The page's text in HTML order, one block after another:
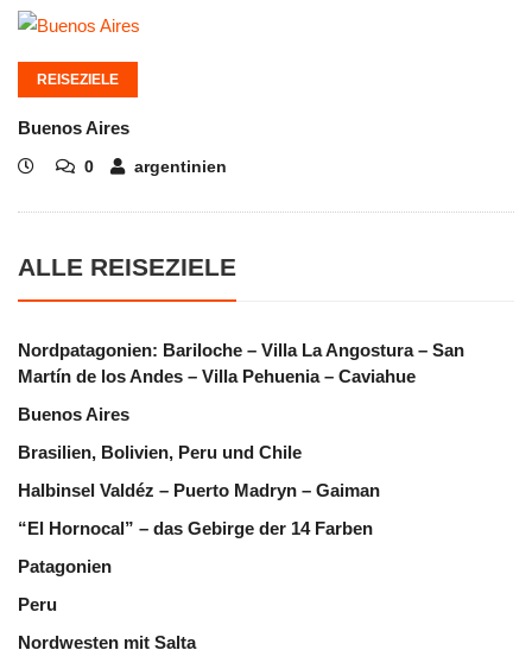
REISEZIELE
Buenos Aires
0 argentinien
ALLE REISEZIELE
Nordpatagonien: Bariloche – Villa La Angostura – San
Martín de los Andes – Villa Pehuenia – Caviahue
Buenos Aires
Brasilien, Bolivien, Peru und Chile
Halbinsel Valdéz – Puerto Madryn – Gaiman
“El Hornocal” – das Gebirge der 14 Farben
Patagonien
Peru
Nordwesten mit Salta